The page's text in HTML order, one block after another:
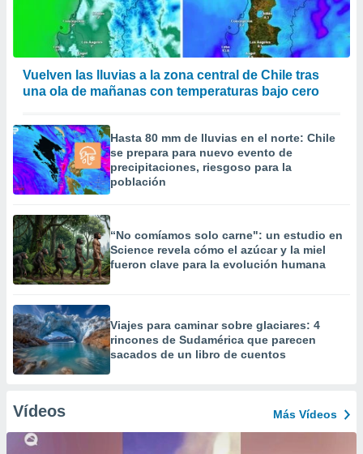
Vuelven las lluvias a la zona central de Chile tras
una ola de mañanas con temperaturas bajo cero
Hasta 80 mm de lluvias en el norte: Chile
se prepara para nuevo evento de
precipitaciones, riesgoso para la
población
“No comíamos solo carne": un estudio en
Science revela cómo el azúcar y la miel
fueron clave para la evolución humana
Viajes para caminar sobre glaciares: 4
rincones de Sudamérica que parecen
sacados de un libro de cuentos
Vídeos Más Vídeos